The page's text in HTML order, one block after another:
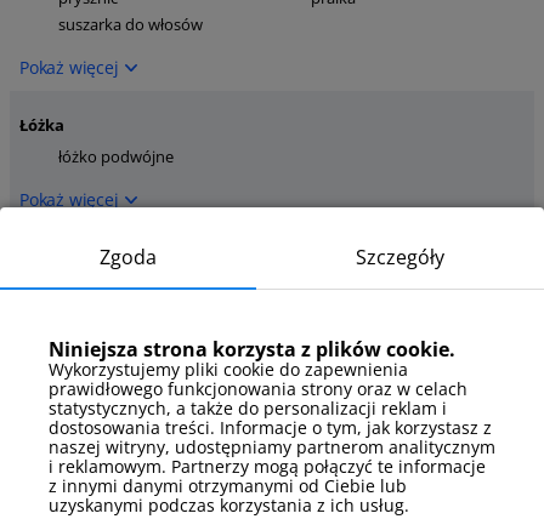
suszarka do włosów
Pokaż więcej
Łóżka
łóżko podwójne
Pokaż więcej
Łóżka - szczegóły
rozkładana sofa
Pokaż więcej
Media
telewizor
Pokaż więcej
Zgoda Szczegóły
Niniejsza strona korzysta z plików cookie.
Wykorzystujemy pliki cookie do zapewnienia
prawidłowego funkcjonowania strony oraz w celach
statystycznych, a także do personalizacji reklam i
dostosowania treści. Informacje o tym, jak korzystasz z
naszej witryny, udostępniamy partnerom analitycznym
i reklamowym. Partnerzy mogą połączyć te informacje
z innymi danymi otrzymanymi od Ciebie lub
uzyskanymi podczas korzystania z ich usług.